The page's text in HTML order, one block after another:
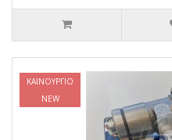
ΚΑΙΝΟΎΡΓΙΟ
NEW